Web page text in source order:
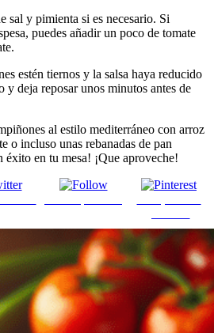
sal y pimienta si es necesario. Si
puedes añadir un poco de tomate
estén tiernos y la salsa haya reducido
y deja reposar unos minutos antes de
al estilo mediterráneo con arroz
o incluso unas rebanadas de pan
éxito en tu mesa! ¡Que aproveche!